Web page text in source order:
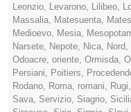
Leonzio
Levarono Lilibeo
Massalia
Matesuenta
Medioevo
Mesia
Narsete
Nepote Nica Nord
Odoacre oriente Ormisda
Persiani
Poitiers
Rodano
Roma romani Rugi
Sava Servizio Siagrio